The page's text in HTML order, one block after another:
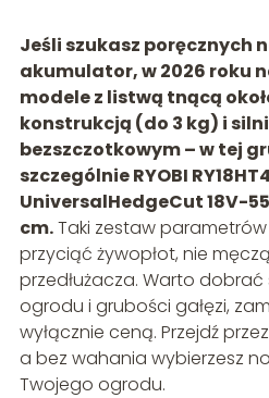
Jeśli szukasz poręcznych
akumulator, w 2026 roku
modele z listwą tnącą
konstrukcją (do 3 kg) i
bezszczotkowym – w tej
szczególnie RYOBI
UniversalHedgeCut 18V-
cm.Taki zestaw
przyciąć żywopłot, nie
przedłużacza. Warto
ogrodu i grubości gałęzi,
wyłącznie ceną. Przejdź
a bez wahania wybierzesz
Twojego ogrodu.